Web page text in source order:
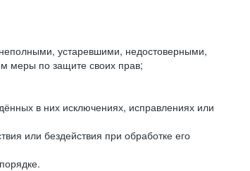
устаревшими, недостоверными,
меры по защите своих прав;
в них исключениях, исправлениях или
или бездействия при обработке его